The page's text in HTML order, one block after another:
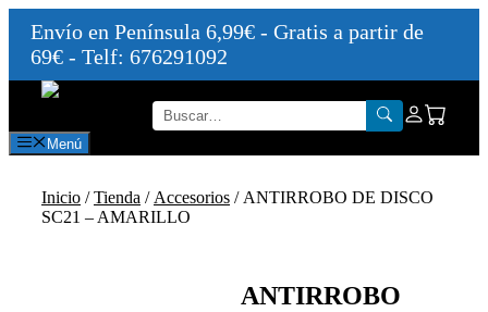
Envío en Península 6,99€ - Gratis a partir de
69€ - Telf: 676291092
Saltar
contenido
Menú
Inicio /Tienda / Accesorios / ANTIRROBO DE DISCO
SC21 – AMARILLO
ANTIRROBO